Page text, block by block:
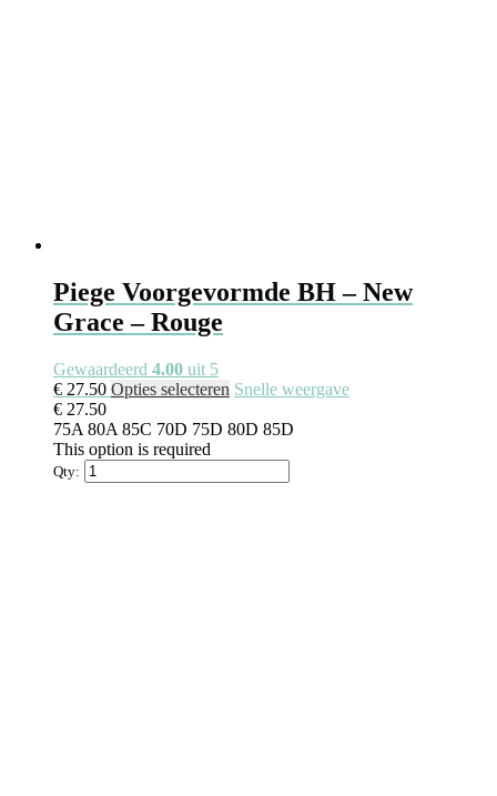
Piege Voorgevormde BH – New
Grace – Rouge
Gewaardeerd 4.00 uit 5
€ 27.50 Opties selecteren Snelle weergave
€ 27.50
75A 80A 85C 70D 75D 80D 85D
This option is required
Qty: